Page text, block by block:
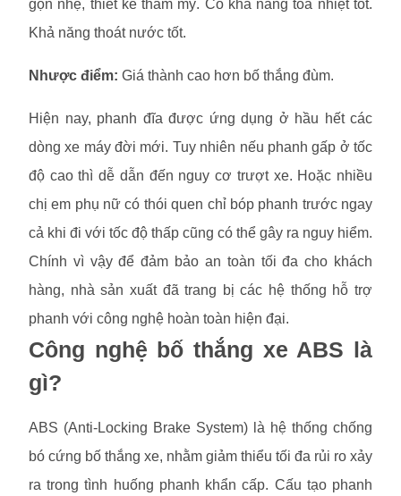
gọn nhẹ, thiết kế thẩm mỹ. Có khả năng tỏa nhiệt tốt.
Khả năng thoát nước tốt.
Nhược điểm: Giá thành cao hơn bố thắng đùm.
Hiện nay, phanh đĩa được ứng dụng ở hầu hết các
dòng xe máy đời mới. Tuy nhiên nếu phanh gấp ở tốc
độ cao thì dễ dẫn đến nguy cơ trượt xe. Hoặc nhiều
chị em phụ nữ có thói quen chỉ bóp phanh trước ngay
cả khi đi với tốc độ thấp cũng có thể gây ra nguy hiểm.
Chính vì vậy để đảm bảo an toàn tối đa cho khách
hàng, nhà sản xuất đã trang bị các hệ thống hỗ trợ
phanh với công nghệ hoàn toàn hiện đại.
Công nghệ bố thắng xe ABS là
gì?
ABS (Anti-Locking Brake System) là hệ thống chống
bó cứng bố thắng xe, nhằm giảm thiểu tối đa rủi ro xảy
ra trong tình huống phanh khẩn cấp. Cấu tạo phanh